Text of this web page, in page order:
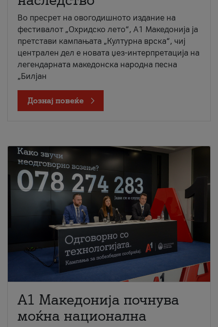
Во пресрет на овогодишното издание на
фестивалот „Охридско лето“, А1 Македонија ја
претстави кампањата „Културна врска“, чиј
централен дел е новата џез-интерпретација на
легендарната македонска народна песна
„Билјан
Дознај повеќе
A1 Македонија почнува
моќна национална